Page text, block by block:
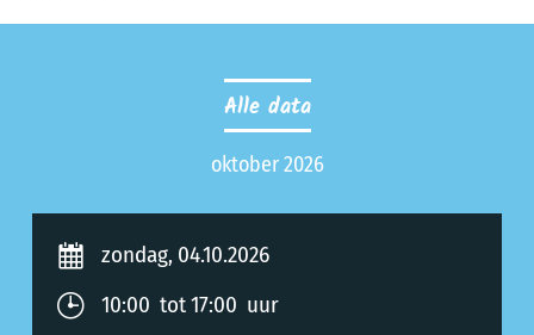
Alle data
oktober 2026
zondag, 04.10.2026
10:00 tot 17:00 uur